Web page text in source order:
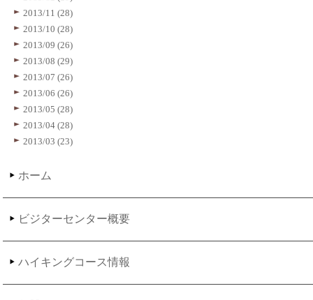
2013/11 (28)
2013/10 (28)
2013/09 (26)
2013/08 (29)
2013/07 (26)
2013/06 (26)
2013/05 (28)
2013/04 (28)
2013/03 (23)
ホーム
ビジターセンター概要
ハイキングコース情報